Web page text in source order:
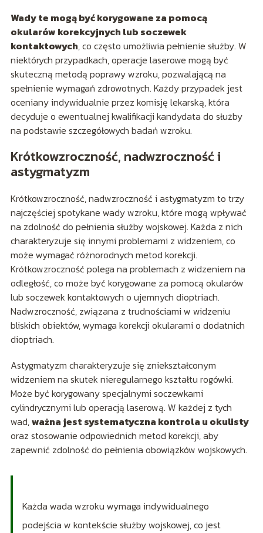
Wady te mogą być korygowane za pomocą
okularów korekcyjnych lub soczewek
kontaktowych, co często umożliwia pełnienie służby. W
niektórych przypadkach, operacje laserowe mogą być
skuteczną metodą poprawy wzroku, pozwalającą na
spełnienie wymagań zdrowotnych. Każdy przypadek jest
oceniany indywidualnie przez komisję lekarską, która
decyduje o ewentualnej kwalifikacji kandydata do służby
na podstawie szczegółowych badań wzroku.
Krótkowzroczność, nadwzroczność i
astygmatyzm
Krótkowzroczność, nadwzroczność i astygmatyzm to trzy
najczęściej spotykane wady wzroku, które mogą wpływać
na zdolność do pełnienia służby wojskowej. Każda z nich
charakteryzuje się innymi problemami z widzeniem, co
może wymagać różnorodnych metod korekcji.
Krótkowzroczność polega na problemach z widzeniem na
odległość, co może być korygowane za pomocą okularów
lub soczewek kontaktowych o ujemnych dioptriach.
Nadwzroczność, związana z trudnościami w widzeniu
bliskich obiektów, wymaga korekcji okularami o dodatnich
dioptriach.
Astygmatyzm charakteryzuje się zniekształconym
widzeniem na skutek nieregularnego kształtu rogówki.
Może być korygowany specjalnymi soczewkami
cylindrycznymi lub operacją laserową. W każdej z tych
wad,ważna jest systematyczna kontrola u okulisty
oraz stosowanie odpowiednich metod korekcji, aby
zapewnić zdolność do pełnienia obowiązków wojskowych.
Każda wada wzroku wymaga indywidualnego
podejścia w kontekście służby wojskowej, co jest